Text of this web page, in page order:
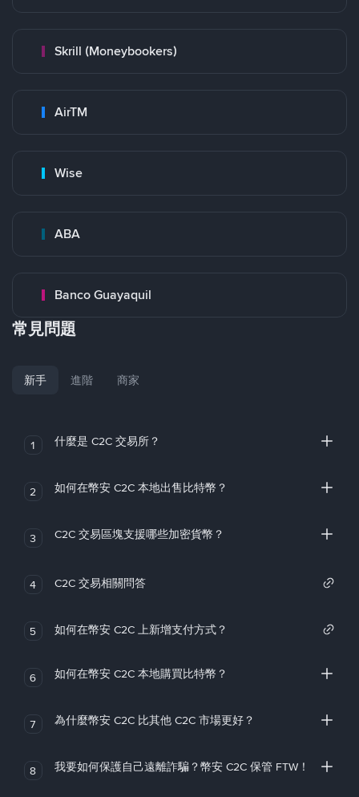
Skrill (Moneybookers)
AirTM
Wise
ABA
Banco Guayaquil
常見問題
新手 進階 商家
1 什麼是 C2C 交易所？
2 如何在幣安 C2C 本地出售比特幣？
3 C2C 交易區塊支援哪些加密貨幣？
4 C2C 交易相關問答
5 如何在幣安 C2C 上新增支付方式？
6 如何在幣安 C2C 本地購買比特幣？
7 為什麼幣安 C2C 比其他 C2C 市場更好？
8 我要如何保護自己遠離詐騙？幣安 C2C 保管 FTW！